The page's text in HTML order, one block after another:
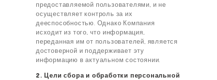
предоставляемой пользователями, и не
осуществляет контроль за их
дееспособностью. Однако Компания
исходит из того, что информация,
переданная им от пользователей, является
достоверной и поддерживает эту
информацию в актуальном состоянии.
2. Цели сбора и обработки персональной